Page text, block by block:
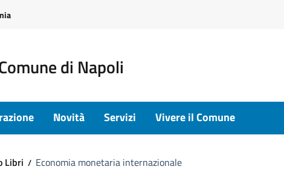
di Napoli
Novità Servizi Vivere il Comune
Libri Economia monetaria internazionale